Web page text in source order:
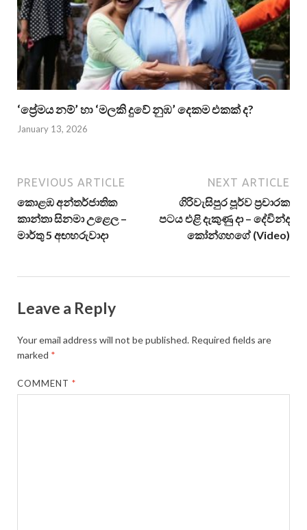
‘ප්‍රේමය නම්’ හා ‘මලකි දුවේ නුඹ’ දෙකම එකක් ද?
January 13, 2026
PREVIOUS ARTICLE
කොළඹ අන්තර්ජාතික
කාන්තා සිනමා උළෙල –
මාර්තු 5 අඟහරුවාදා
NEXT ARTICLE
ගිරිවැසිපුර පූර්ව ප්‍රචාරක
පටය එළි දැකුණු දා – දේවින්ද
කෝන්ගහගේ (Video)
Leave a Reply
Your email address will not be published. Required fields are
marked *
COMMENT*